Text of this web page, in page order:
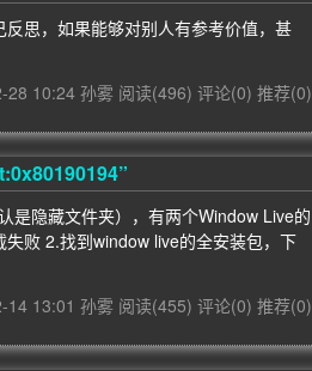
思，如果能够对别人有参考价值，甚
28 10:24 孙雾 阅读(496) 评论(0) 推荐(0)
是隐藏文件夹），有两个Window Live的
败 2.找到window live的全安装包，下
14 13:01 孙雾 阅读(455) 评论(0) 推荐(0)